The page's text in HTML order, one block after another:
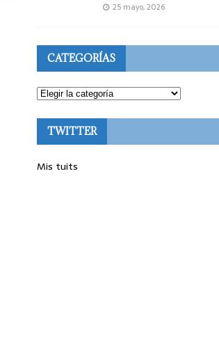
25 mayo, 2026
CATEGORÍAS
TWITTER
Mis tuits